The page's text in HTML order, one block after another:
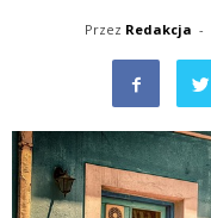
Przez Redakcja -